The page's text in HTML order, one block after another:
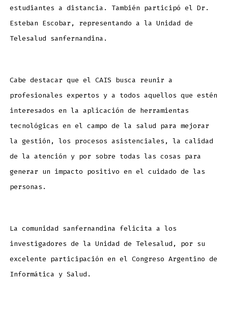
estudiantes a distancia. También participó el Dr.
Esteban Escobar, representando a la Unidad de
Telesalud sanfernandina.
Cabe destacar que el CAIS busca reunir a
profesionales expertos y a todos aquellos que estén
interesados en la aplicación de herramientas
tecnológicas en el campo de la salud para mejorar
la gestión, los procesos asistenciales, la calidad
de la atención y por sobre todas las cosas para
generar un impacto positivo en el cuidado de las
personas.
La comunidad sanfernandina felicita a los
investigadores de la Unidad de Telesalud, por su
excelente participación en el Congreso Argentino de
Informática y Salud.